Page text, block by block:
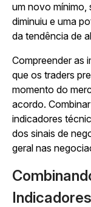
um novo mínimo,
diminuiu e uma
da tendência de
Compreender as
que os traders
momento do
acordo.
indicadores
dos sinais de
geral nas